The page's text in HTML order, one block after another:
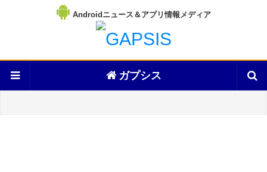
Androidニュース＆アプリ情報メディア
ガプシス